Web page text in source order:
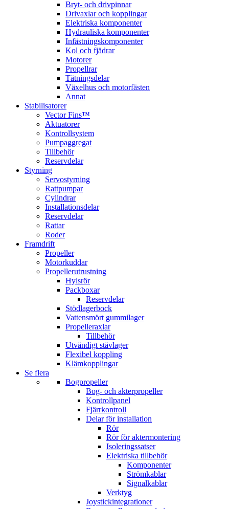
Bryt- och drivpinnar
Drivaxlar och kopplingar
Elektriska komponenter
Hydrauliska komponenter
Infästningskomponenter
Kol och fjädrar
Motorer
Propellrar
Tätningsdelar
Växelhus och motorfästen
Annat
Stabilisatorer
Vector Fins™
Aktuatorer
Kontrollsystem
Pumpaggregat
Tillbehör
Reservdelar
Styrning
Servostyrning
Rattpumpar
Cylindrar
Installationsdelar
Reservdelar
Rattar
Roder
Framdrift
Propeller
Motorkuddar
Propellerutrustning
Hylsrör
Packboxar
Reservdelar
Stödlagerbock
Vattensmört gummilager
Propelleraxlar
Tillbehör
Utvändigt stävlager
Flexibel koppling
Klämkopplingar
Se flera
Bogpropeller
Bog- och akterpropeller
Kontrollpanel
Fjärrkontroll
Delar för installation
Rör
Rör för aktermontering
Isoleringssatser
Elektriska tillbehör
Komponenter
Strömkablar
Signalkablar
Verktyg
Joystickintegrationer